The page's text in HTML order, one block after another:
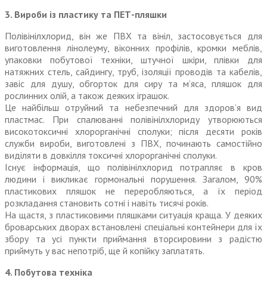
3. Вироби із пластику та ПЕТ-пляшки
Полівінілхлорид, він же ПВХ та вініл, застосовується для
виготовлення лінолеуму, віконних профілів, кромки меблів,
упаковки побутової техніки, штучної шкіри, плівки для
натяжних стель, сайдингу, труб, ізоляції проводів та кабелів,
завіс для душу, обгорток для сиру та м’яса, пляшок для
рослинних олій, а також деяких іграшок.
Це найбільш отруйний та небезпечний для здоров’я вид
пластмас. При спалюванні полівінілхлориду утворюються
високотоксичні хлорорганічні сполуки; після десяти років
служби вироби, виготовлені з ПВХ, починають самостійно
виділяти в довкілля токсичні хлорорганічні сполуки.
Існує інформація, що полівінілхлорид потрапляє в кров
людини і викликає гормональні порушення. Загалом, 90%
пластикових пляшок не переробляються, а їх період
розкладання становить сотні і навіть тисячі років.
На щастя, з пластиковими пляшками ситуація краща. У деяких
броварських дворах встановлені спеціальні контейнери для їх
збору та усі пункти приймання вторсировини з радістю
приймуть у вас непотріб, ще й копійку заплатять.
4. Побутова техніка